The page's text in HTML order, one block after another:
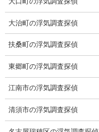
トップ
ご挨拶
システム
大治町の浮気調査探偵
扶桑町の浮気調査探偵
東郷町の浮気調査探偵
江南市の浮気調査探偵
清須市の浮気調査探偵